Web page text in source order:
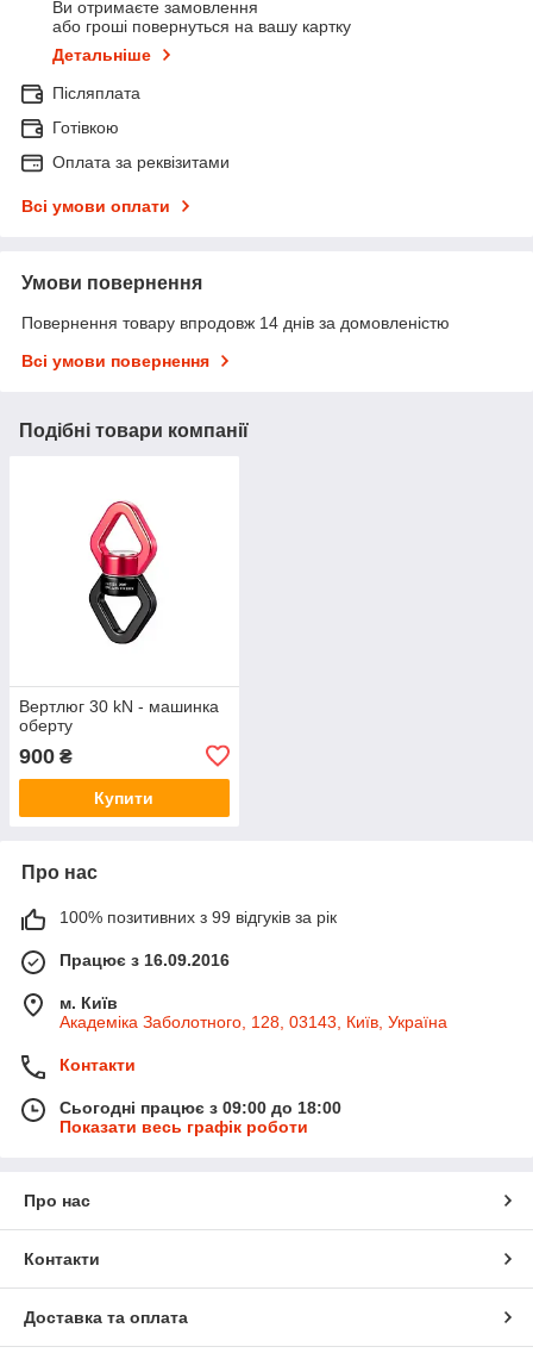
Ви отримаєте замовлення
або гроші повернуться на вашу картку
Детальніше
Післяплата
Готівкою
Оплата за реквізитами
Всі умови оплати
Умови повернення
Повернення товару впродовж 14 днів за домовленістю
Всі умови повернення
Подібні товари компанії
Вертлюг 30 kN - машинка
оберту
900 ₴
Купити
Про нас
100% позитивних з 99 відгуків за рік
Працює з 16.09.2016
м. Київ
Академіка Заболотного, 128, 03143, Київ, Україна
Контакти
Сьогодні працює з 09:00 до 18:00
Показати весь графік роботи
Про нас
Контакти
Доставка та оплата